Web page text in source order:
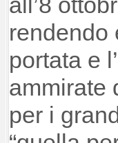
rendendo
portata e
ammirate
per i